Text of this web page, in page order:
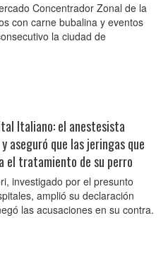
Concentrador Zonal de la
con carne bubalina y eventos
la ciudad de
Italiano: el anestesista
aseguró que las jeringas que
el tratamiento de su perro
investigado por el presunto
amplió su declaración
las acusaciones en su contra.